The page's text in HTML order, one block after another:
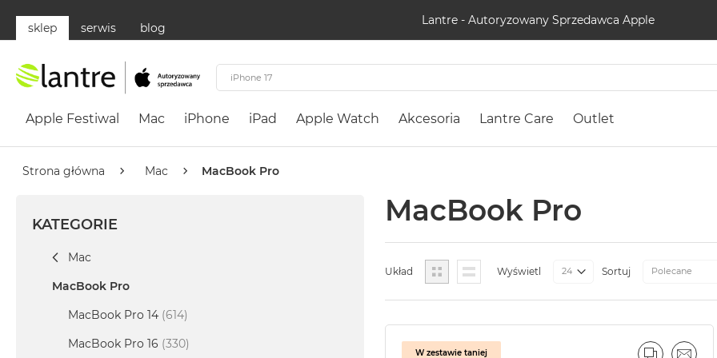
Lantre - Autoryzowany Sprzedawca Apple
sklep serwis blog
Apple
Neo
MacBook
Neo
Cytrusowożółty
MacBook
Apple Festiwal Mac iPhone iPad Apple Watch Akcesoria Lantre Care Outlet
Strona główna Mac MacBook Pro
MacBook Pro
Układ SiatkaListaWyświetl Sortuj
W zestawie taniej
KATEGORIE
Mac
MacBook Pro
MacBook Pro 14 (614)
MacBook Pro 16 (330)